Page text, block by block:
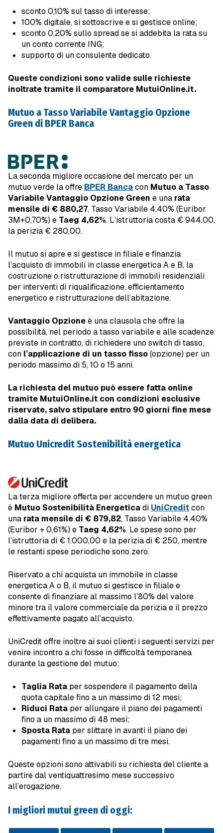
sconto 0,10% sul tasso di interesse;
100% digitale, si sottoscrive e si gestisce online;
sconto 0,20% sullo spread se si addebita la rata su
un conto corrente ING;
supporto di un consulente dedicato.
Queste condizioni sono valide sulle richieste
inoltrate tramite il comparatore MutuiOnline.it.
Mutuo a Tasso Variabile Vantaggio Opzione
Green di BPER Banca
La seconda migliore occasione del mercato per un
mutuo verde la offre BPER Bancacon Mutuo a Tasso
Variabile Vantaggio Opzione Green e una rata
mensile di € 880,27, Tasso Variabile 4,40% (Euribor
3M+0,70%) e Taeg 4,62%. L’istruttoria costa € 944,00,
la perizia € 280,00.
Il mutuo si apre e si gestisce in filiale e finanzia
l’acquisto di immobili in classe energetica A e B, la
costruzione o ristrutturazione di immobili residenziali
per interventi di riqualificazione, efficientamento
energetico e ristrutturazione dell’abitazione.
Vantaggio Opzioneè una clausola che offre la
possibilità, nel periodo a tasso variabile e alle scadenze
previste in contratto, di richiedere uno switch di tasso,
con l’applicazione di un tasso fisso(opzione) per un
periodo massimo di 5, 10 o 15 anni.
La richiesta del mutuo può essere fatta online
tramite MutuiOnline.it con condizioni esclusive
riservate, salvo stipulare entro 90 giorni fine mese
dalla data di delibera.
Mutuo Unicredit Sostenibilità energetica
La terza migliore offerta per accendere un mutuo green
è Mutuo Sostenibilità Energeticadi UniCreditcon
una rata mensile di € 879,82, Tasso Variabile 4,40%
(Euribor + 0,61%) e Taeg 4,62%. Le spese sono per
l’istruttoria di € 1.000,00 e la perizia di € 250, mentre
le restanti spese periodiche sono zero.
Riservato a chi acquista un immobile in classe
energetica A o B, il mutuo si gestisce in filiale e
consente di finanziare al massimo l’80% del valore
minore tra il valore commerciale da perizia e il prezzo
effettivamente pagato all’acquisto.
UniCredit offre inoltre ai suoi clienti i seguenti servizi per
venire incontro a chi fosse in difficoltà temporanea
durante la gestione del mutuo:
Taglia Rata per sospendere il pagamento della
quota capitale fino a un massimo di 12 mesi;
Riduci Rata per allungare il piano dei pagamenti
fino a un massimo di 48 mesi;
Sposta Rata per slittare in avanti il piano dei
pagamenti fino a un massimo di tre mesi.
Queste opzioni sono attivabili su richiesta del cliente a
partire dal ventiquattresimo mese successivo
all’erogazione.
I migliori mutui green di oggi: